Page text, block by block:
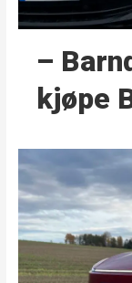
–
kjøpe